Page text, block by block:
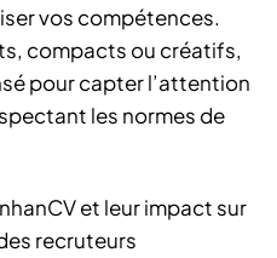
vos compétences.
compacts ou créatifs,
pour capter l’attention
les normes de
et leur impact sur
recruteurs